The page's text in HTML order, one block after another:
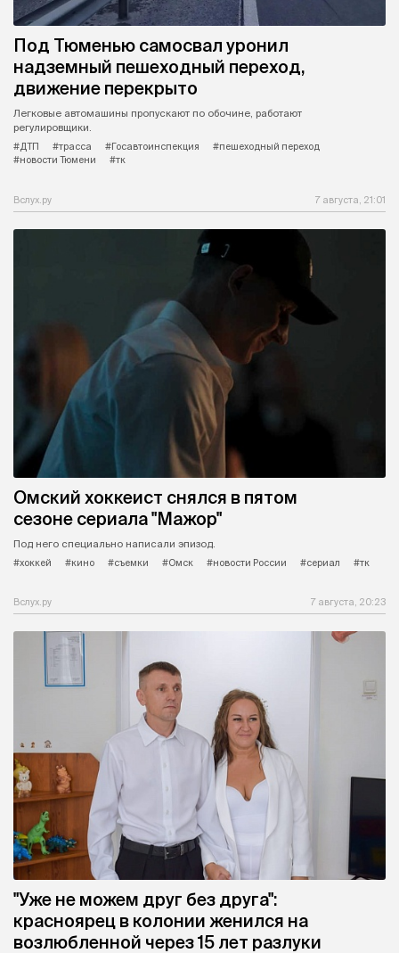
Под Тюменью самосвал уронил
надземный пешеходный переход,
движение перекрыто
Легковые автомашины пропускают по обочине, работают
регулировщики.
#ДТП
#трасса #Госавтоинспекция
#пешеходный переход
#новости Тюмени
#тк
Вслух.ру 7 августа, 21:01
Омский хоккеист снялся в пятом
сезоне сериала "Мажор"
Под него специально написали эпизод.
#хоккей
#кино #съемки #Омск #новости России #сериал #тк
Вслух.ру 7 августа, 20:23
"Уже не можем друг без друга":
красноярец в колонии женился на
возлюбленной через 15 лет разлуки